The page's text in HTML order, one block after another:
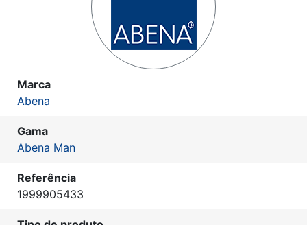
Marca
Abena
Gama
Abena Man
Referência
1999905433